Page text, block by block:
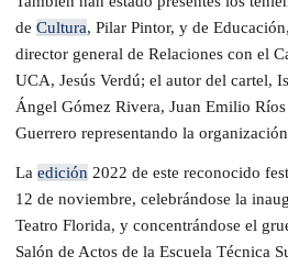
de Cultura, Pilar Pintor, y de
director general de Relaciones con el
UCA, Jesús Verdú; el autor del cartel,
Ángel Gómez Rivera, Juan Emilio
Guerrero representando la
La edición 2022 de este reconocido
12 de noviembre, celebrándose la
Teatro Florida, y concentrándose el
Salón de Actos de la Escuela Técnica